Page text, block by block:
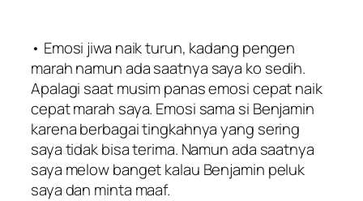
• Emosi jiwa naik turun, kadang pengen
marah namun ada saatnya saya ko sedih.
Apalagi saat musim panas emosi cepat naik
cepat marah saya. Emosi sama si Benjamin
karena berbagai tingkahnya yang sering
saya tidak bisa terima. Namun ada saatnya
saya melow banget kalau Benjamin peluk
saya dan minta maaf.